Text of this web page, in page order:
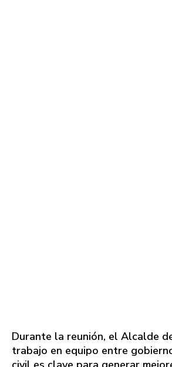
Durante la reunión, el Alcalde
trabajo en equipo entre